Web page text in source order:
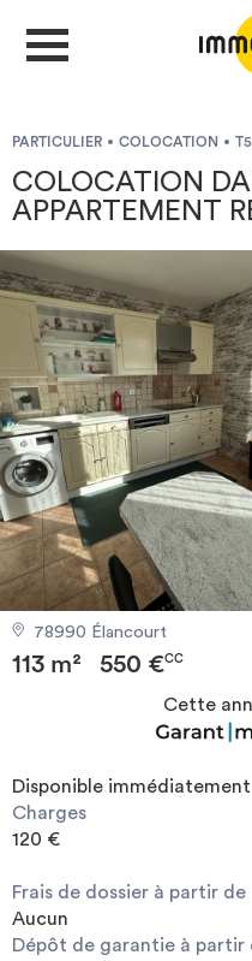
Je cherche un logement
Je propose un bien
Villes
Investir
Blog
PARTICULIER COLOCATION T5
COLOCATION
APPARTEMENT
78990 Élancourt
113 m² 550 €CC
Cette
Disponible immédiatement
Charges
120 €
Frais de dossier à partir de
Aucun
Dépôt de garantie à partir